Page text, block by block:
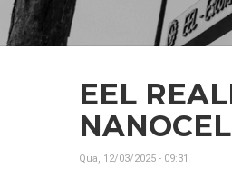
EEL
Qua, 12/03/2025 - 09:31